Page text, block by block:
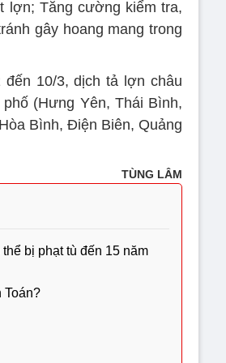
lợn; Tăng cường kiểm tra,
gây hoang mang trong
10/3, dịch tả lợn châu
(Hưng Yên, Thái Bình,
Bình, Điện Biên, Quảng
TÙNG LÂM
bị phạt tù đến 15 năm
Toán?